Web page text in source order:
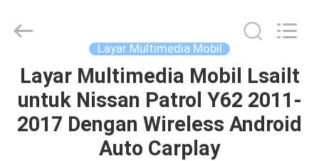
RUMAH
PRODUK
Electron
Co.,Ltd.
Reserved.
Layar Multimedia Mobil
Layar Multimedia Mobil Lsailt
untuk Nissan Patrol Y62 2011-
2017 Dengan Wireless Android
Auto Carplay